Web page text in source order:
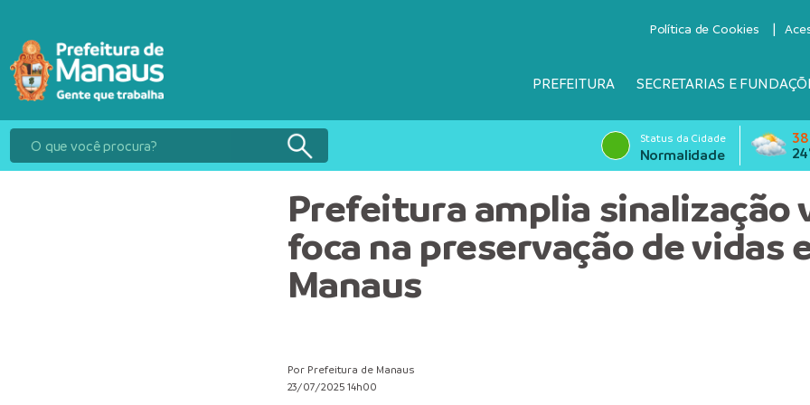
Política de Cookies
PREFEITURA SECRETARIAS E
Status da Cidade
Normalidade
Prefeitura amplia sinalização
foca na preservação de vidas
Manaus
Por Prefeitura de Manaus
23/07/2025 14h00